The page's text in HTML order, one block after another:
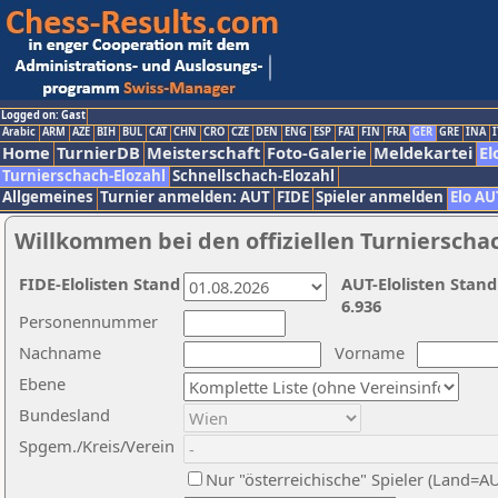
Logged on: Gast
Arabic ARM AZE BIH BUL CAT CHN CRO CZE DEN ENG ESP FAI FIN FRA GER GRE INA
Home TurnierDB Meisterschaft Foto-Galerie Meldekartei
Turnierschach-Elozahl Schnellschach-Elozahl
Allgemeines Turnier anmelden: AUT FIDE Spieler anmelden Elo
Willkommen bei den offiziellen
Nachname
Vorname
Ebene
Personennummer
Bundesland
Spgem./Kreis/Verein
Nur "österreichische" Spieler
AUT-Elolisten
6.936
FIDE-Elolisten Stand